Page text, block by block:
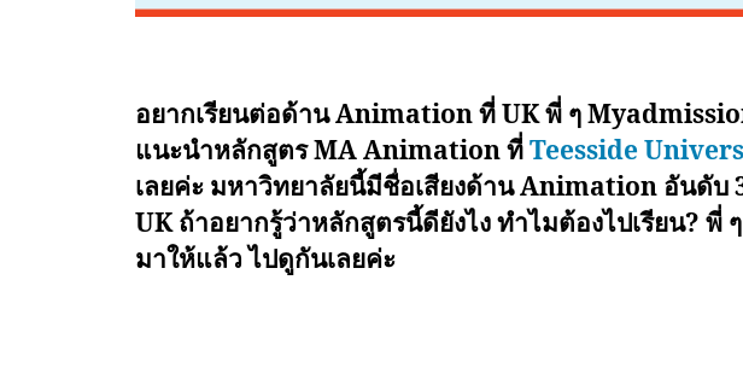
อยากเรียนต่อด้าน Animation ที่ UK พี่ ๆ
แนะนำหลักสูตร MA Animation ที่Teesside
เลยค่ะ มหาวิทยาลัยนี้มีชื่อเสียงด้าน Animation อันดับ
UK ถ้าอยากรู้ว่าหลักสูตรนี้ดียังไง ทำไมต้องไปเรียน? พี่
มาให้แล้ว ไปดูกันเลยค่ะ